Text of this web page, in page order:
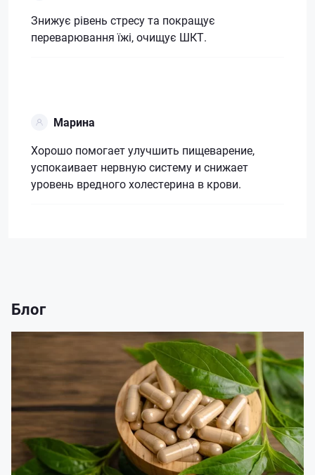
Знижує рівень стресу та покращує
переварювання їжі, очищує ШКТ.
Марина
Хорошо помогает улучшить пищеварение,
успокаивает нервную систему и снижает
уровень вредного холестерина в крови.
Блог